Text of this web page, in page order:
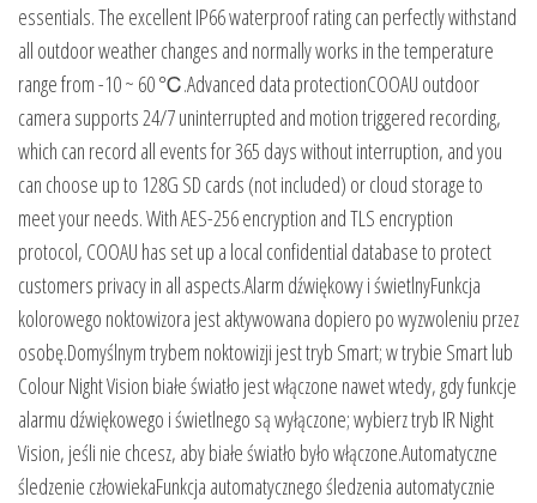
essentials. The excellent IP66 waterproof rating can perfectly withstand
all outdoor weather changes and normally works in the temperature
range from -10 ~ 60 ℃.Advanced data protectionCOOAU outdoor
camera supports 24/7 uninterrupted and motion triggered recording,
which can record all events for 365 days without interruption, and you
can choose up to 128G SD cards (not included) or cloud storage to
meet your needs. With AES-256 encryption and TLS encryption
protocol, COOAU has set up a local confidential database to protect
customers privacy in all aspects.Alarm dźwiękowy i świetlnyFunkcja
kolorowego noktowizora jest aktywowana dopiero po wyzwoleniu przez
osobę.Domyślnym trybem noktowizji jest tryb Smart; w trybie Smart lub
Colour Night Vision białe światło jest włączone nawet wtedy, gdy funkcje
alarmu dźwiękowego i świetlnego są wyłączone; wybierz tryb IR Night
Vision, jeśli nie chcesz, aby białe światło było włączone.Automatyczne
śledzenie człowiekaFunkcja automatycznego śledzenia automatycznie